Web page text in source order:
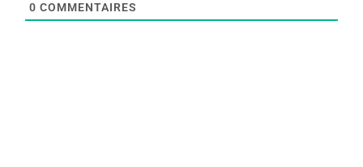
0 COMMENTAIRES